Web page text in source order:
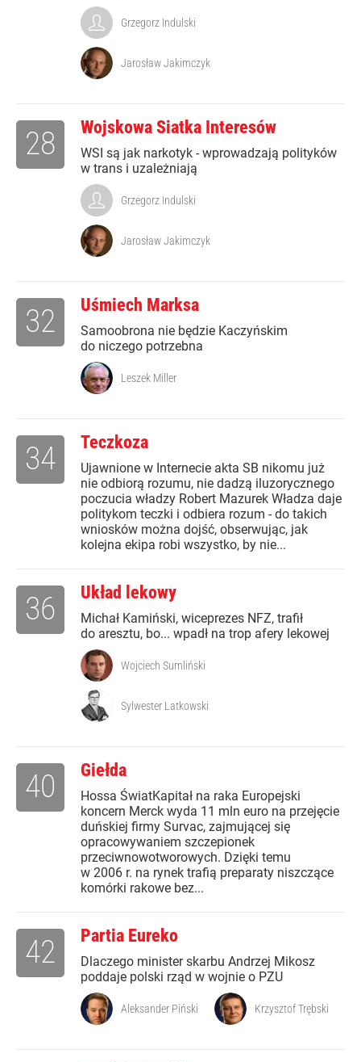
Grzegorz Indulski
Jarosław Jakimczyk
Wojskowa Siatka Interesów
WSI są jak narkotyk - wprowadzają polityków
w trans i uzależniają
28
Grzegorz Indulski
Jarosław Jakimczyk
Uśmiech Marksa
Samoobrona nie będzie Kaczyńskim
do niczego potrzebna
32
Leszek Miller
Teczkoza
Ujawnione w Internecie akta SB nikomu już
nie odbiorą rozumu, nie dadzą iluzorycznego
poczucia władzy Robert Mazurek Władza daje
politykom teczki i odbiera rozum - do takich
wniosków można dojść, obserwując, jak
kolejna ekipa robi wszystko, by nie...
34
Układ lekowy
Michał Kamiński, wiceprezes NFZ, trafił
do aresztu, bo... wpadł na trop afery lekowej
36
Wojciech Sumliński
Sylwester Latkowski
Giełda
Hossa ŚwiatKapitał na raka Europejski
koncern Merck wyda 11 mln euro na przejęcie
duńskiej firmy Survac, zajmującej się
opracowywaniem szczepionek
przeciwnowotworowych. Dzięki temu
w 2006 r. na rynek trafią preparaty niszczące
komórki rakowe bez...
40
Partia Eureko
Dlaczego minister skarbu Andrzej Mikosz
poddaje polski rząd w wojnie o PZU
42
Aleksander Piński Krzysztof Trębski